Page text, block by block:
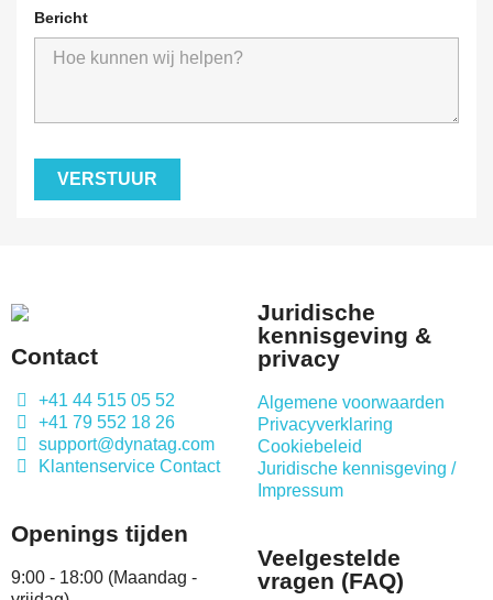
Bericht
Contact
+41 44 515 05 52
+41 79 552 18 26
support@dynatag.com
Klantenservice Contact
Openings tijden
9:00 - 18:00 (Maandag -
Juridische
kennisgeving &
privacy
Algemene voorwaarden
Privacyverklaring
Cookiebeleid
Juridische kennisgeving /
Impressum
Veelgestelde
vragen (FAQ)